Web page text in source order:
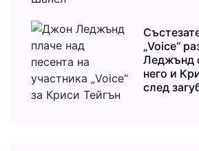
„Voice“
Леджънд
него и
след